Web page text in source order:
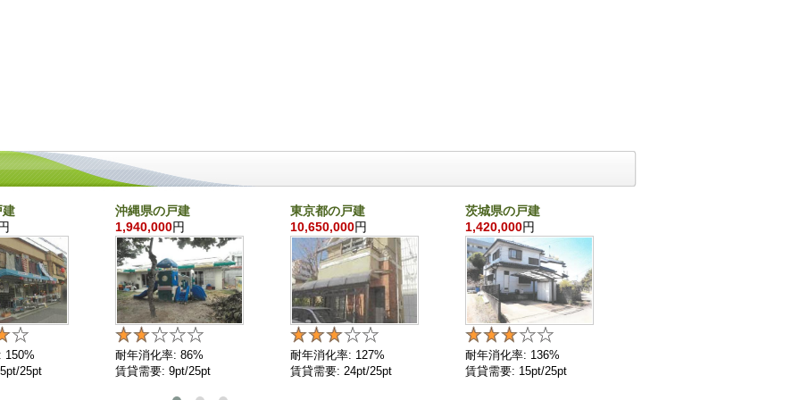
建
150%
25pt
沖縄県の戸建
1,940,000円
耐年消化率: 86%
賃貸需要: 9pt/25pt
東京都の戸建
10,650,000円
耐年消化率: 127%
賃貸需要: 24pt/25pt
茨城県の戸建
1,420,000円
耐年消化率: 136%
賃貸需要: 15pt/25pt